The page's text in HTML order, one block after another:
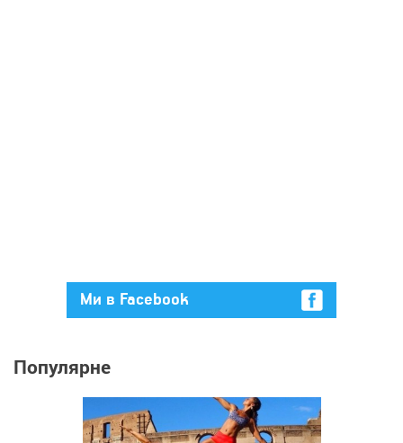
Ми в Facebook
Популярне